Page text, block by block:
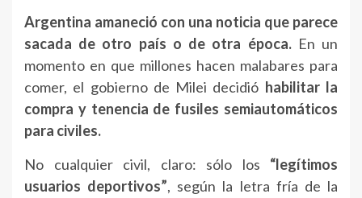
Argentina amaneció con una noticia que parece
sacada de otro país o de otra época.En un
momento en que millones hacen malabares para
comer, el gobierno de Milei decidió habilitar la
compra y tenencia de fusiles semiautomáticos
para civiles.
No cualquier civil, claro: sólo los “legítimos
usuarios deportivos”, según la letra fría de la